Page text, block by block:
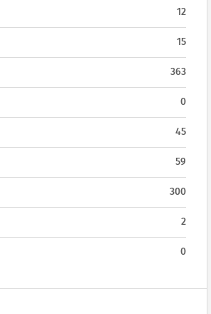
12
15
363
0
45
59
300
2
0